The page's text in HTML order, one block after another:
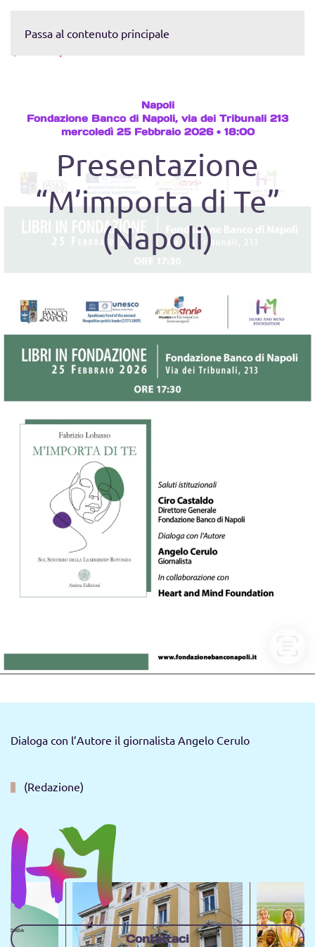
Passa al contenuto principale
Napoli
Fondazione Banco di Napoli, via dei Tribunali 213
mercoledì 25 Febbraio 2026 • 18:00
Presentazione
“M’importa di Te”
(Napoli)
Dialoga con l’Autore il giornalista Angelo Cerulo
(Redazione)
Contattaci